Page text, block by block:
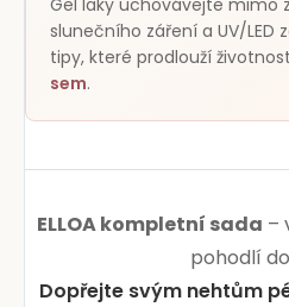
slunečního záření a UV/LED
tipy, které prodlouží
sem.
ELLOA kompletní sada –
pohodlí
Dopřejte svým nehtům